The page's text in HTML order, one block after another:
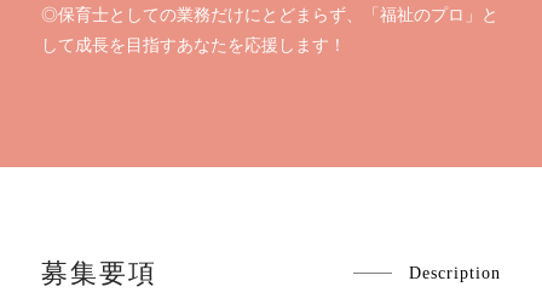
◎保育士としての業務だけにとどまらず、「福祉のプロ」と
して成長を目指すあなたを応援します！
募集要項 Description